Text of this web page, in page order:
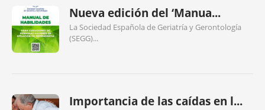
Nueva edición del ‘Manua...
La Sociedad Española de Geriatría y Gerontología
(SEGG)...
Importancia de las caídas en l...